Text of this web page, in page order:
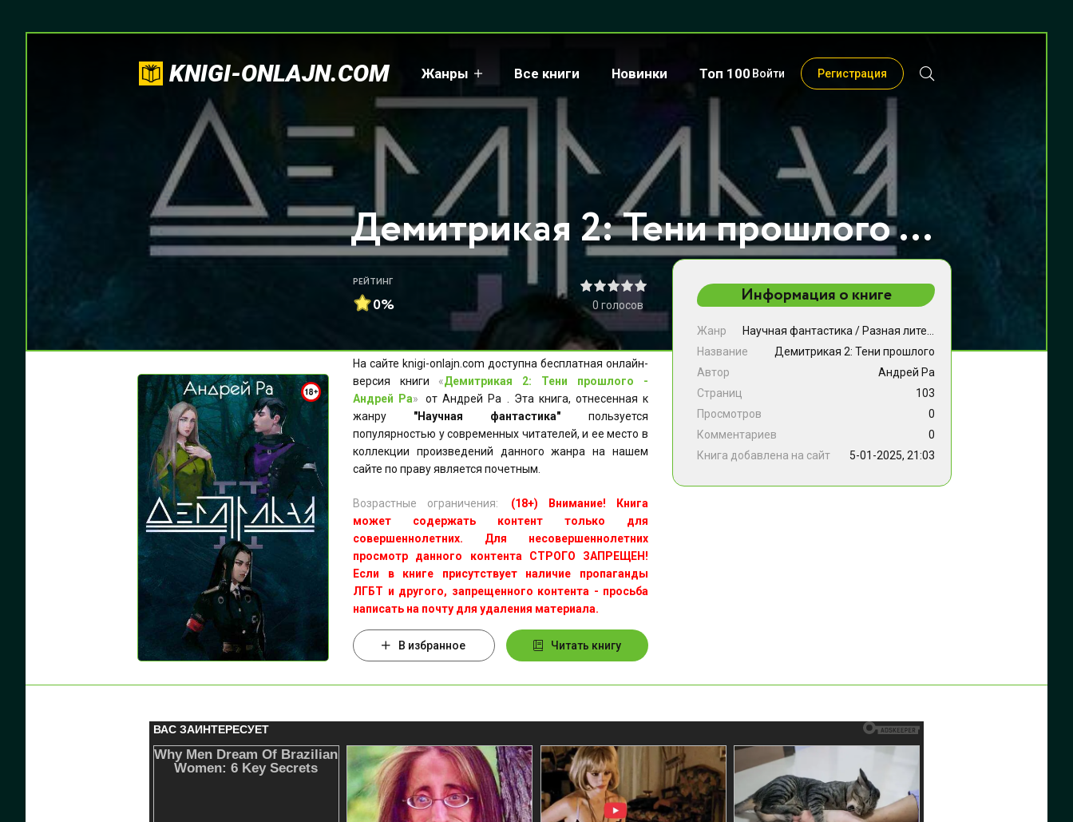
KNIGI-ONLAJN.COM Жанры Все книги Новинки Топ 100 Войти Регистрация
Демитрикая 2: Тени прошлого - Андрей Ра
РЕЙТИНГ
0% 0 голосов
На сайте knigi-onlajn.com доступна бесплатная онлайн-
версия книги «Демитрикая 2: Тени прошлого -
Андрей Ра»
от Андрей Ра . Эта книга, отнесенная к
жанру "Научная фантастика" пользуется
популярностью у современных читателей, и ее место в
коллекции произведений данного жанра на нашем
сайте по праву является почетным.
Возрастные ограничения:
(18+) Внимание! Книга
может содержать контент только для
совершеннолетних. Для несовершеннолетних
просмотр данного контента СТРОГО ЗАПРЕЩЕН!
Если в книге присутствует наличие пропаганды
ЛГБТ и другого, запрещенного контента - просьба
написать на почту для удаления материала.
В избранное Читать книгу
Информация о книге
Жанр Научная фантастика / Разная литература
Название
Демитрикая 2: Тени прошлого
Автор
Андрей Ра
Страниц
103
Просмотров
0
Комментариев
0
Книга добавлена на сайт
5-01-2025, 21:03